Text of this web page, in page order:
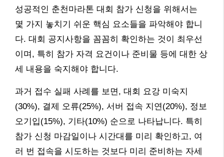
성공적인 춘천마라톤 대회 참가 신청을 위해서는
몇 가지 놓치기 쉬운 핵심 요소들을 파악해야 합니
다. 대회 공지사항을 꼼꼼히 확인하는 것이 최우선
이며, 특히 참가 자격 요건이나 준비물 등에 대한 상
세 내용을 숙지해야 합니다.
과거 접수 실패 사례를 보면, 대회 요강 미숙지
(30%), 결제 오류(25%), 서버 접속 지연(20%), 정보
오기입(15%), 기타(10%) 순으로 나타납니다. 특히
참가 신청 마감일이나 시간대를 미리 확인하고, 여
러 번 접속을 시도하는 것보다 미리 준비하는 자세